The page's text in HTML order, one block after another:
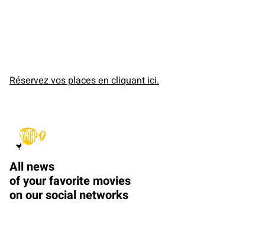
Réservez vos places en cliquant ici.
All news
of your favorite movies
on our social networks